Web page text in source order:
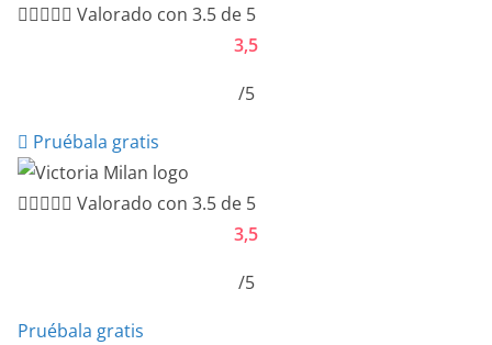
 Valorado con 3.5 de 5
3,5
/5
Pruébala gratis
 Valorado con 3.5 de 5
3,5
/5
Pruébala gratis